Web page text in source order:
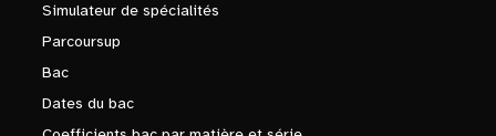
Simulateur de spécialités
Parcoursup
Bac
Dates du bac